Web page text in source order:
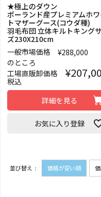
★極上のダウン
ポーランド産プレミアムホワ
トマザーグース(コウダ種)
羽毛布団 立体キルトキング
ズ230X210cm
一般市場価格
¥288,000
のところ
工場直販卸価格
¥
税込
詳細を見る
お気に入り登録
並び替え 価格が安い順